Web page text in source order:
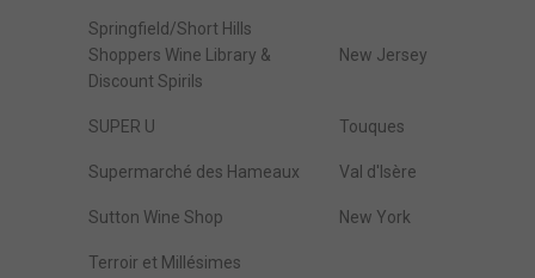
Springfield/Short Hills
Shoppers Wine Library &
Discount Spirils
New Jersey
SUPER U Touques
Supermarché des Hameaux Val d'Isère
Sutton Wine Shop New York
Terroir et Millésimes